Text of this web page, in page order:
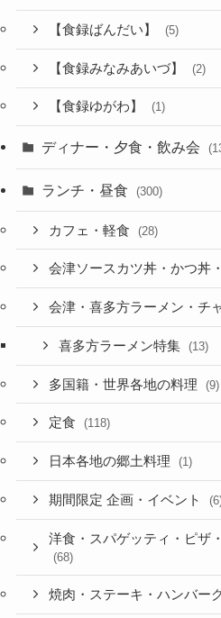
【食録ばんだい】 (5)
【食録みなみあいづ】 (2)
【食録ゆがわ】 (1)
ディナー・夕食・飲み会
ランチ・昼食 (300)
カフェ・軽食 (28)
会津ソースカツ丼・かつ丼
会津・喜多方ラーメン・チ
喜多方ラーメン特集 (13)
多国籍・世界各地の料理 (9)
定食 (118)
日本各地の郷土料理 (1)
期間限定 企画・イベント
洋食・スパゲッティ・ピザ
(68)
焼肉・ステーキ・ハンバー